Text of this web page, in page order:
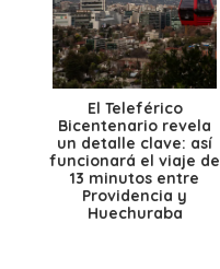
El Teleférico
Bicentenario revela
un detalle clave: así
funcionará el viaje de
13 minutos entre
Providencia y
Huechuraba